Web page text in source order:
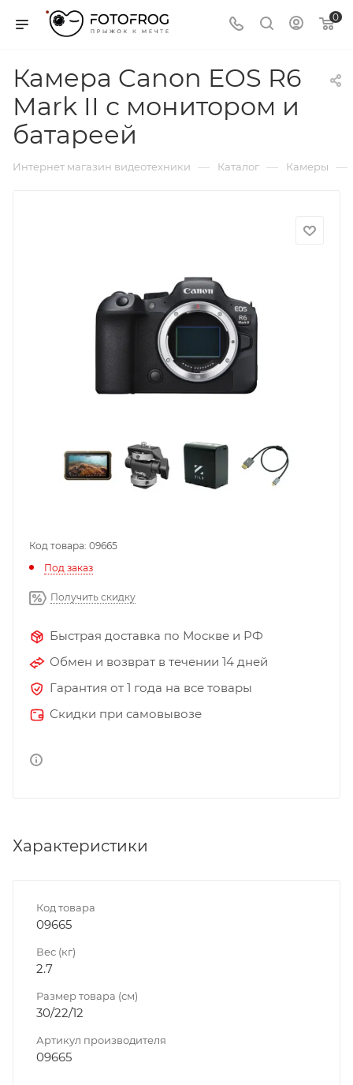
0
Камера Canon EOS R6
Mark II с монитором и
батареей
Интернет магазин видеотехники — Каталог — Камеры —
Код товара: 09665
Под заказ
Получить скидку
Быстрая доставка по Москве и РФ
Обмен и возврат в течении 14 дней
Гарантия от 1 года на все товары
Скидки при самовывозе
Характеристики
Код товара
09665
Вес (кг)
2.7
Размер товара (см)
30/22/12
Артикул производителя
09665